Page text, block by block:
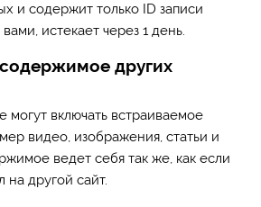
и содержит только ID записи
истекает через 1 день.
других
могут включать встраиваемое
видео, изображения, статьи и
ведет себя так же, как если
на другой сайт.